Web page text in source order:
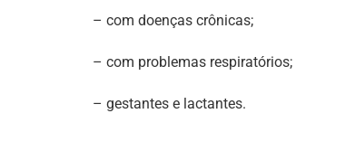
– com doenças crônicas;
– com problemas respiratórios;
– gestantes e lactantes.